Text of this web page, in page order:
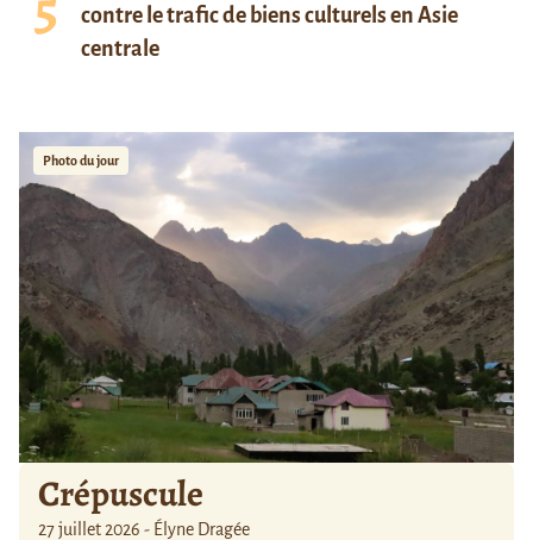
contre le trafic de biens culturels en Asie
centrale
Photo du jour
Crépuscule
27 juillet 2026 - Élyne Dragée